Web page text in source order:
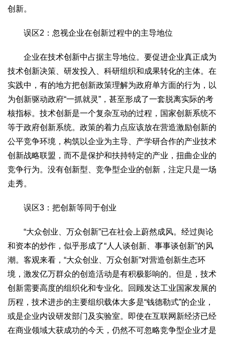
智慧城市
智慧环保
智慧会客厅 县域经济 城乡建设 乡村振兴
康养
工作动态 康养思语 明星老人 项目介绍
县域经济
成果展示
政策发布 视频播报 工程案例
康养智库
合作伙伴
创新。
误区2：忽视企业在创新过程中的主导地位
企业在技术创新中占据主导地位。要促进企业真正成为
技术创新决策、研发投入、科研组织和成果转化的主体。在
实践中，有的地方把创新政策理解为政府单方面的行为，以
为创新驱动政府“一抓就灵”，甚至形成了一套脱离实际的考
核指标。技术创新是一个复杂互动的过程，国家创新系统不
等于政府创新系统。政策的着力点应该放在营造激励创新的
公平竞争环境，构筑以企业为主导、产学研合作的产业技术
创新战略联盟，而不是保护和扶持特定的产业，扭曲企业的
竞争行为。没有创新型、竞争型企业的创新，注定只是一场
走秀。
误区3：把创新等同于创业
“大众创业、万众创新”已在社会上蔚然成风。经过舆论
和资本的炒作，似乎形成了“人人谈创新、事事谈创新”的风
潮。客观来看，“大众创业、万众创新”对营造创新生态环
境，激发亿万群众的创造活动是有积极影响的。但是，技术
创新需要高度的组织化和专业化。回顾发达工业国家发展的
历程，技术进步的主要组织载体大多是“钱德勒式”的企业，
或是企业内设研发部门及实验室。即使在互联网新经济已经
在商业领域大获成功的今天，仍然不可忽略竞争型企业才是